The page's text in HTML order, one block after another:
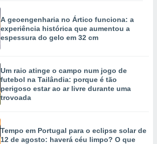
A geoengenharia no Ártico funciona: a
experiência histórica que aumentou a
espessura do gelo em 32 cm
Um raio atinge o campo num jogo de
futebol na Tailândia: porque é tão
perigoso estar ao ar livre durante uma
trovoada
Tempo em Portugal para o eclipse solar de
12 de agosto: haverá céu limpo? O que